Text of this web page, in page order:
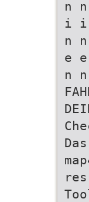
n
i i
n
e
n